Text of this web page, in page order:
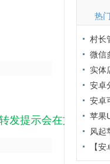
发提示会在文件传输
热门
村长
动群发
微信
拒绝封
坑
实体
客户
安卓
主题更
安卓
发苹果
定制多
风起
_微信
【